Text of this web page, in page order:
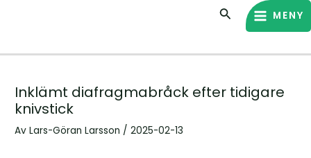
Sök
MAIN
MENU
MENY
Inklämt diafragmabråck efter tidigare
knivstick
Av Lars-Göran Larsson /2025-02-13